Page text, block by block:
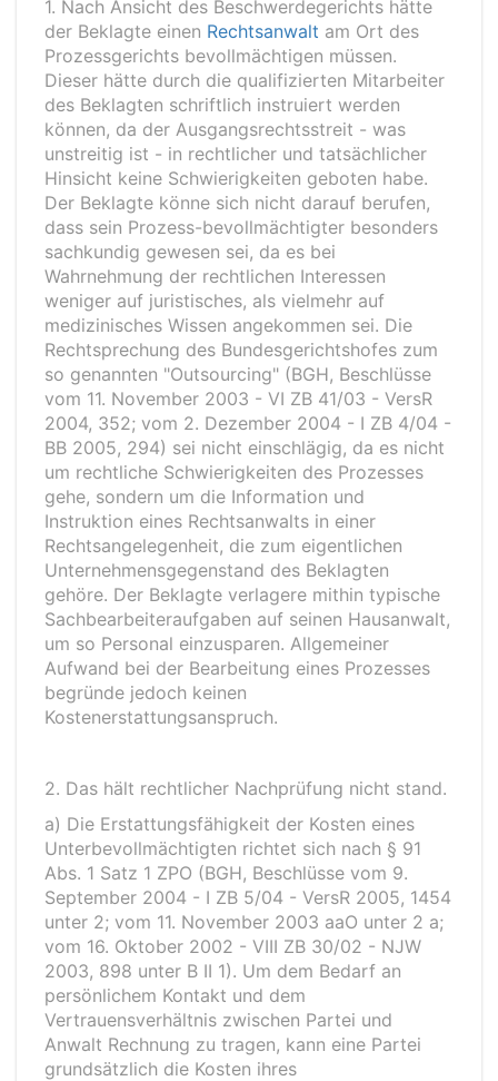
1. Nach Ansicht des Beschwerdegerichts hätte
der Beklagte einen Rechtsanwalt am Ort des
Prozessgerichts bevollmächtigen müssen.
Dieser hätte durch die qualifizierten Mitarbeiter
des Beklagten schriftlich instruiert werden
können, da der Ausgangsrechtsstreit - was
unstreitig ist - in rechtlicher und tatsächlicher
Hinsicht keine Schwierigkeiten geboten habe.
Der Beklagte könne sich nicht darauf berufen,
dass sein Prozess-bevollmächtigter besonders
sachkundig gewesen sei, da es bei
Wahrnehmung der rechtlichen Interessen
weniger auf juristisches, als vielmehr auf
medizinisches Wissen angekommen sei. Die
Rechtsprechung des Bundesgerichtshofes zum
so genannten "Outsourcing" (BGH, Beschlüsse
vom 11. November 2003 - VI ZB 41/03 - VersR
2004, 352; vom 2. Dezember 2004 - I ZB 4/04 -
BB 2005, 294) sei nicht einschlägig, da es nicht
um rechtliche Schwierigkeiten des Prozesses
gehe, sondern um die Information und
Instruktion eines Rechtsanwalts in einer
Rechtsangelegenheit, die zum eigentlichen
Unternehmensgegenstand des Beklagten
gehöre. Der Beklagte verlagere mithin typische
Sachbearbeiteraufgaben auf seinen Hausanwalt,
um so Personal einzusparen. Allgemeiner
Aufwand bei der Bearbeitung eines Prozesses
begründe jedoch keinen
Kostenerstattungsanspruch.
2. Das hält rechtlicher Nachprüfung nicht stand.
a) Die Erstattungsfähigkeit der Kosten eines
Unterbevollmächtigten richtet sich nach § 91
Abs. 1 Satz 1 ZPO (BGH, Beschlüsse vom 9.
September 2004 - I ZB 5/04 - VersR 2005, 1454
unter 2; vom 11. November 2003 aaO unter 2 a;
vom 16. Oktober 2002 - VIII ZB 30/02 - NJW
2003, 898 unter B II 1). Um dem Bedarf an
persönlichem Kontakt und dem
Vertrauensverhältnis zwischen Partei und
Anwalt Rechnung zu tragen, kann eine Partei
grundsätzlich die Kosten ihres